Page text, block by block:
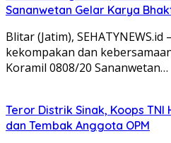
Sananwetan Gelar Karya
Blitar (Jatim),
kekompakan dan
Koramil 0808/20 Sananwetan…
Teror Distrik Sinak, Koops
dan Tembak Anggota OPM